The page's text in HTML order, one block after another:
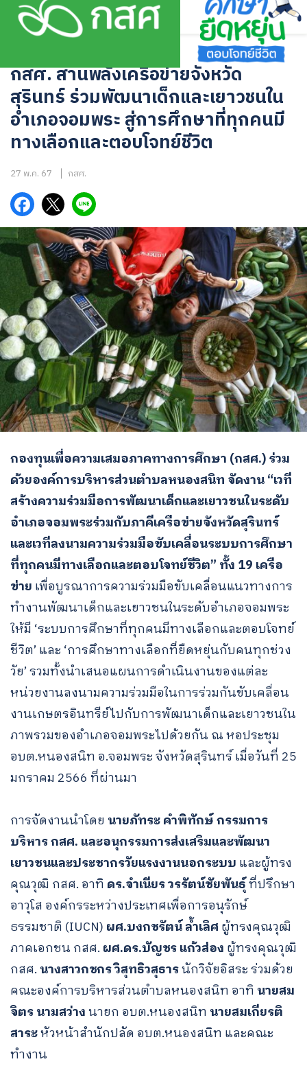
Skip
กสศ. สานพลังเครือข่ายจังหวัด
สุรินทร์ ร่วมพัฒนาเด็กและเยาวชนใน
อำเภอจอมพระ สู่การศึกษาที่ทุกคนมี
ทางเลือกและตอบโจทย์ชีวิต
27 พ.ค. 67 กสศ.
กองทุนเพื่อความเสมอภาคทางการศึกษา (กสศ.) ร่วม
ด้วยองค์การบริหารส่วนตำบลหนองสนิท จัดงาน “เวที
สร้างความร่วมมือการพัฒนาเด็กและเยาวชนในระดับ
อำเภอจอมพระร่วมกับภาคีเครือข่ายจังหวัดสุรินทร์
และเวทีลงนามความร่วมมือขับเคลื่อนระบบการศึกษา
ที่ทุกคนมีทางเลือกและตอบโจทย์ชีวิต” ทั้ง 19 เครือ
ข่าย เพื่อบูรณาการความร่วมมือขับเคลื่อนแนวทางการ
ทำงานพัฒนาเด็กและเยาวชนในระดับอำเภอจอมพระ
ให้มี ‘ระบบการศึกษาที่ทุกคนมีทางเลือกและตอบโจทย์
ชีวิต’ และ ‘การศึกษาทางเลือกที่ยืดหยุ่นกับคนทุกช่วง
วัย’ รวมทั้งนำเสนอแผนการดำเนินงานของแต่ละ
หน่วยงานลงนามความร่วมมือในการร่วมกันขับเคลื่อน
งานเกษตรอินทรีย์ไปกับการพัฒนาเด็กและเยาวชนใน
ภาพรวมของอำเภอจอมพระไปด้วยกัน ณ หอประชุม
อบต.หนองสนิท อ.จอมพระ จังหวัดสุรินทร์ เมื่อวันที่ 25
มกราคม 2566 ที่ผ่านมา
การจัดงานนำโดย นายภัทระ คำพิทักษ์ กรรมการ
บริหาร กสศ. และอนุกรรมการส่งเสริมและพัฒนา
เยาวชนและประชากรวัยแรงงานนอกระบบ และผู้ทรง
คุณวุฒิ กสศ. อาทิ ดร.จำเนียร วรรัตน์ชัยพันธุ์ที่ปรึกษา
อาวุโส องค์กรระหว่างประเทศเพื่อการอนุรักษ์
ธรรมชาติ (IUCN) ผศ.บงกชรัตน์ ล้ำเลิศ ผู้ทรงคุณวุฒิ
ภาคเอกชน กสศ. ผศ.ดร.บัญชร แก้วส่อง ผู้ทรงคุณวุฒิ
กสศ. นางสาวกชกร วิสุทธิวสุธารนักวิจัยอิสระ ร่วมด้วย
คณะองค์การบริหารส่วนตำบลหนองสนิท อาทิ นายสม
จิตร นามสว่างนายก อบต.หนองสนิท นายสมเกียรติ
สาระหัวหน้าสำนักปลัด อบต.หนองสนิท และคณะ
ทำงาน